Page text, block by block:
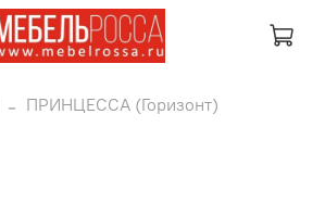
ПРИНЦЕССА (Горизонт)